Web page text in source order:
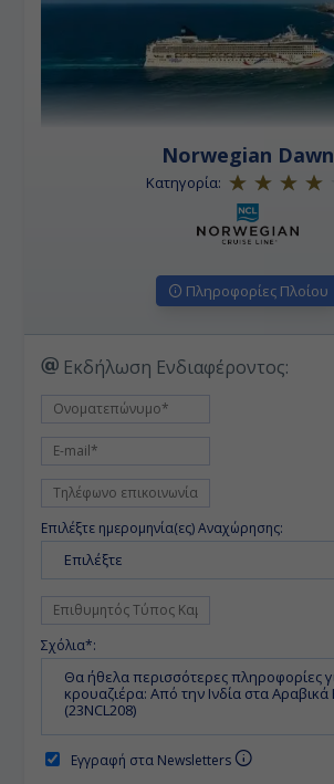
Norwegian Dawn
Κατηγορία:
Πληροφορίες Πλοίου
Εκδήλωση Ενδιαφέροντος:
Επιλέξτε ημερομηνία(ες) Αναχώρησης:
Επιλέξτε
Σχόλια*:
Εγγραφή στα Newsletters